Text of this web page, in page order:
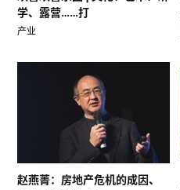
学、露营……打
产业
赵燕菁：房地产危机的成因、